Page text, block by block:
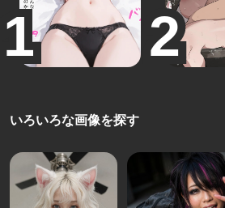
いろいろな画像を探す